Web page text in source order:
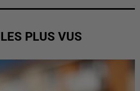
PLUS VUS